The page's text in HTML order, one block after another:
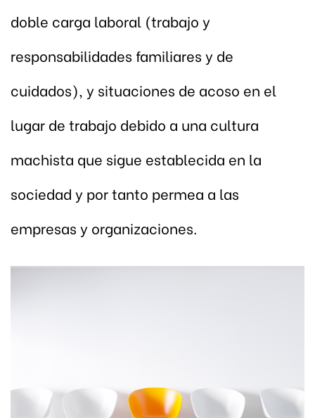
doble carga laboral (trabajo y
responsabilidades familiares y de
cuidados), y situaciones de acoso en el
lugar de trabajo debido a una cultura
machista que sigue establecida en la
sociedad y por tanto permea a las
empresas y organizaciones.